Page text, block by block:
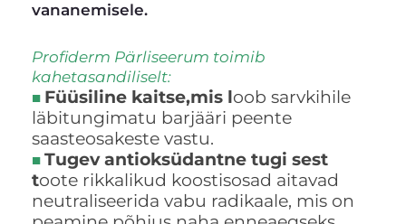
vananemisele.
Profiderm Pärliseerum toimib
kahetasandiliselt:
■ Füüsiline kaitse,mis loob sarvkihile
läbitungimatu barjääri peente
saasteosakeste vastu.
■ Tugev antioksüdantne tugi sest
toote rikkalikud koostisosad aitavad
neutraliseerida vabu radikaale, mis on